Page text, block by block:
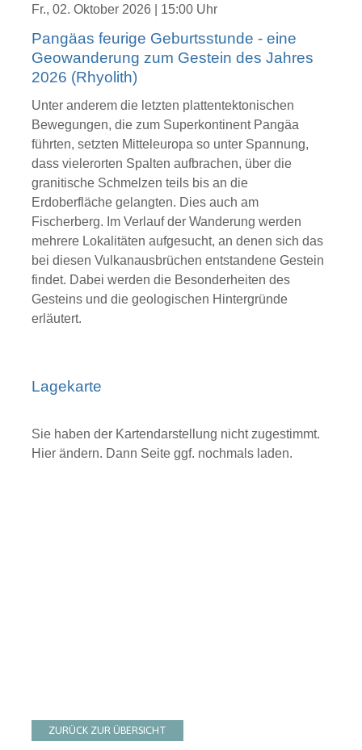
Fr., 02. Oktober 2026 | 15:00 Uhr
Pangäas feurige Geburtsstunde - eine
Geowanderung zum Gestein des Jahres
2026 (Rhyolith)
Unter anderem die letzten plattentektonischen
Bewegungen, die zum Superkontinent Pangäa
führten, setzten Mitteleuropa so unter Spannung,
dass vielerorten Spalten aufbrachen, über die
granitische Schmelzen teils bis an die
Erdoberfläche gelangten. Dies auch am
Fischerberg. Im Verlauf der Wanderung werden
mehrere Lokalitäten aufgesucht, an denen sich das
bei diesen Vulkanausbrüchen entstandene Gestein
findet. Dabei werden die Besonderheiten des
Gesteins und die geologischen Hintergründe
erläutert.
Lagekarte
Sie haben der Kartendarstellung nicht zugestimmt.
Hier ändern. Dann Seite ggf. nochmals laden.
ZURÜCK ZUR ÜBERSICHT